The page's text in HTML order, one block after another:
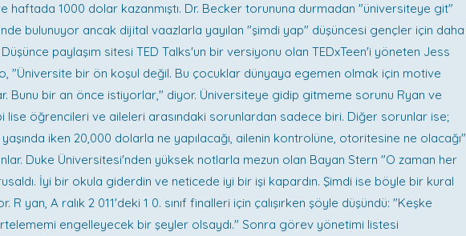
haftada 1000 dolar kazanmıştı. Dr. Becker torununa durmadan "üniversiteye git"
bulunuyor ancak dijital vaazlarla yayılan "şimdi yap" düşüncesi gençler için daha
paylaşım sitesi TED Talks'un bir versiyonu olan TEDxTeen'i yöneten Jess
"Üniversite bir ön koşul değil. Bu çocuklar dünyaya egemen olmak için motive
Bunu bir an önce istiyorlar," diyor. Üniversiteye gidip gitmeme sorunu Ryan ve
lise öğrencileri ve aileleri arasındaki sorunlardan sadece biri. Diğer sorunlar ise;
iken 20,000 dolarla ne yapılacağı, ailenin kontrolüne, otoritesine ne olacağı"
Duke Üniversitesi'nden yüksek notlarla mezun olan Bayan Stern "O zaman her
İyi bir okula giderdin ve neticede iyi bir işi kapardın. Şimdi ise böyle bir kural
R yan, A ralık 2 011'deki 1 0. sınıf finalleri için çalışırken şöyle düşündü: "Keşke
engelleyecek bir şeyler olsaydı." Sonra görev yönetimi listesi